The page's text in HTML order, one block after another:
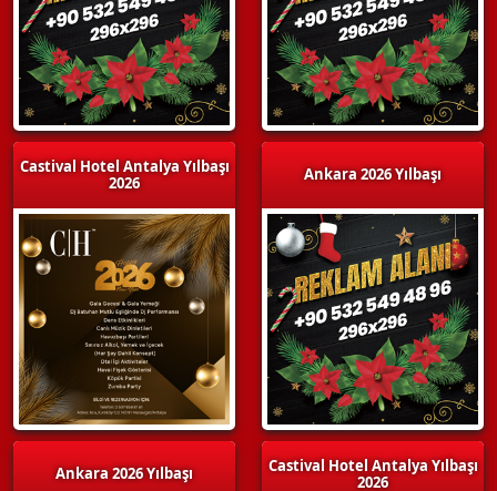
Castival Hotel Antalya Yılbaşı
2026
Ankara 2026 Yılbaşı
Ankara 2026 Yılbaşı
Castival Hotel Antalya Yılbaşı
2026